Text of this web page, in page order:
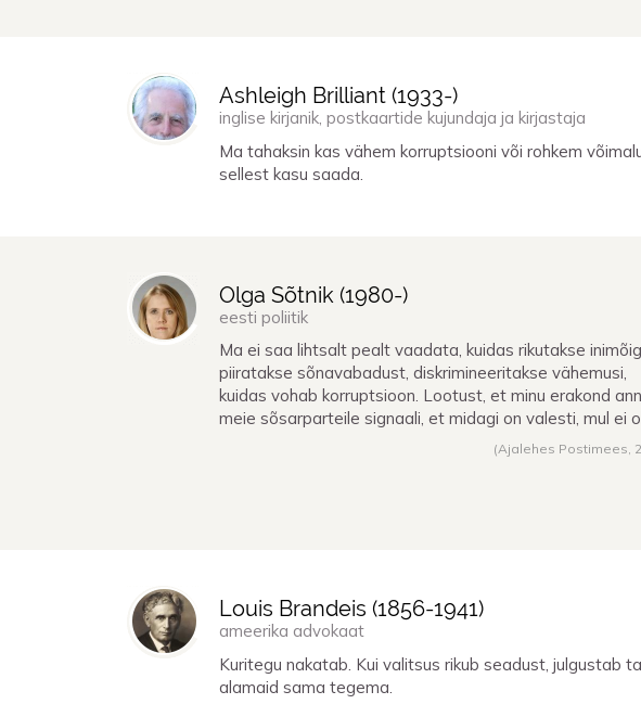
Ashleigh Brilliant (1933-)
inglise kirjanik, postkaartide kujundaja ja kirjastaja
Ma tahaksin kas vähem korruptsiooni või rohkem
sellest kasu saada.
Olga Sõtnik (1980-)
eesti poliitik
Ma ei saa lihtsalt pealt vaadata, kuidas rikutakse
piiratakse sõnavabadust, diskrimineeritakse vähemusi,
kuidas vohab korruptsioon. Lootust, et minu erakond
meie sõsarparteile signaali, et midagi on valesti, mul ei
(Ajalehes Postimees,
Louis Brandeis (1856-1941)
ameerika advokaat
Kuritegu nakatab. Kui valitsus rikub seadust, julgustab ta
alamaid sama tegema.